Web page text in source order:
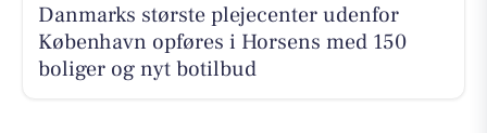
Danmarks største plejecenter udenfor
København opføres i Horsens med 150
boliger og nyt botilbud